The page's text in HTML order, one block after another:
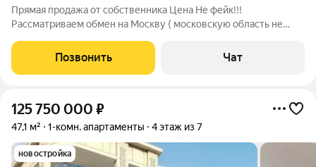
Прямая продажа от собственника Цена Не фейк!!!
Рассматриваем обмен на Москву ( московскую область не
Сочи ул. Цюрупы 32 до парка Ривьера 10 минут пешком , до
моря 15 минут. Всё в шаговой
Позвонить Чат
125 750 000 ₽
47,1 м² 1-комн. апартаменты 4 этаж из 7
новостройка